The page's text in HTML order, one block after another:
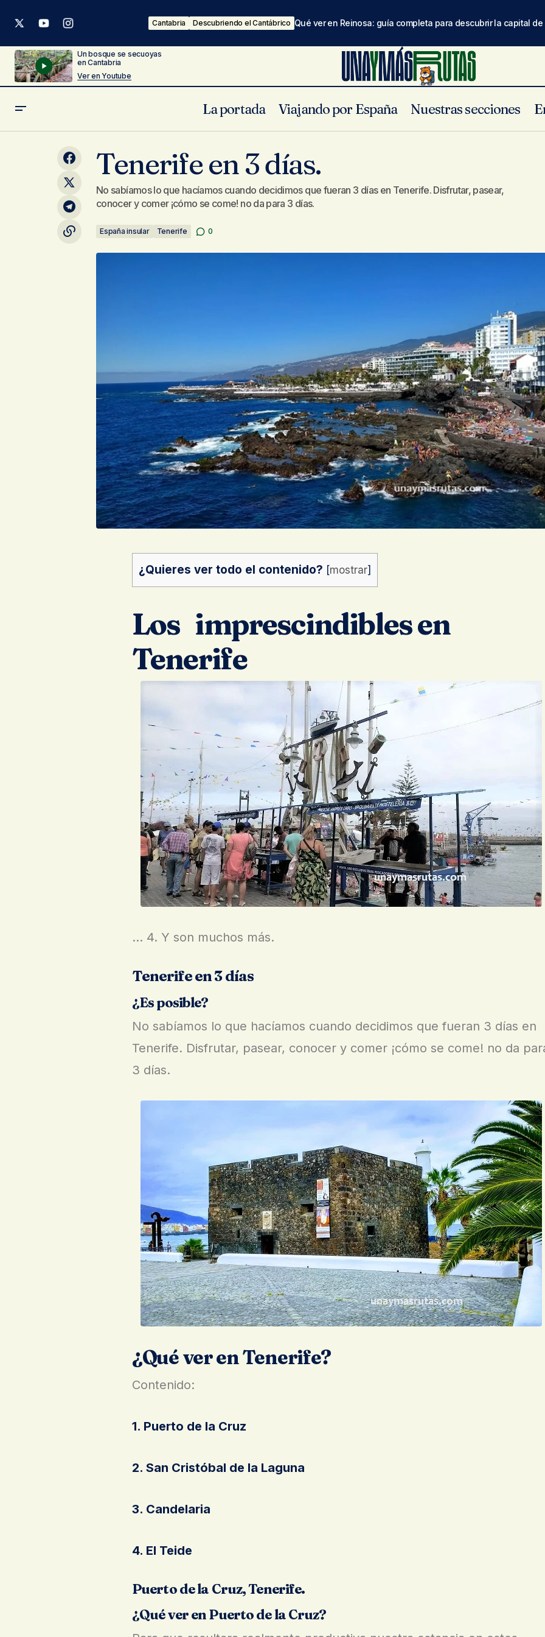
Cantabria Descubriendo el Cantábrico Qué ver en Reinosa: guía completa para descubrir la capital
Un bosque se secuoyas
en Cantabria
Ver en Youtube
La portada Viajando por España Nuestras secciones
Ir al autocine en EspañaTenerife en 3 días.
No sabíamos lo que hacíamos cuando decidimos que fueran 3 días en Tenerife. Disfrutar, pasear,
conocer y comer ¡cómo se come! no da para 3 días.
España insular Tenerife 0
¿Quieres ver todo el contenido? [mostrar]
Los imprescindibles en
Tenerife
… 4. Y son muchos más.
Tenerife en 3 días
¿Es posible?
No sabíamos lo que hacíamos cuando decidimos que fueran 3 días en
Tenerife. Disfrutar, pasear, conocer y comer ¡cómo se come! no da
3 días.
¿Qué ver en Tenerife?
Contenido:
1. Puerto de la Cruz
2. San Cristóbal de la Laguna
3. Candelaria
4. El Teide
Puerto de la Cruz, Tenerife.
¿Qué ver en Puerto de la Cruz?